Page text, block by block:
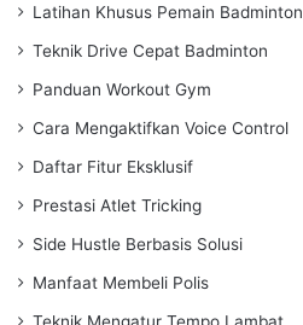
Latihan Khusus Pemain Badminton
Teknik Drive Cepat Badminton
Panduan Workout Gym
Cara Mengaktifkan Voice Control
Daftar Fitur Eksklusif
Prestasi Atlet Tricking
Side Hustle Berbasis Solusi
Manfaat Membeli Polis